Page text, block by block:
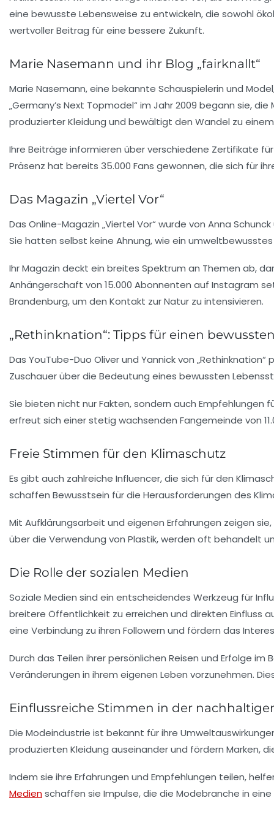
eine bewusste Lebensweise zu entwickeln, die sowohl
wertvoller Beitrag für eine bessere Zukunft.
Marie Nasemann und ihr Blog „fairknallt“
Marie Nasemann, eine bekannte Schauspielerin und
„Germany’s Next Topmodel“ im Jahr 2009 begann sie,
produzierter Kleidung und bewältigt den Wandel zu
Ihre Beiträge informieren über verschiedene Zertifikate
Präsenz hat bereits 35.000 Fans gewonnen, die sich für
Das Magazin „Viertel Vor“
Das Online-Magazin „Viertel Vor“ wurde von Anna Schunck
Sie hatten selbst keine Ahnung, wie ein
Ihr Magazin deckt ein breites Spektrum an Themen ab,
Anhängerschaft von 15.000 Abonnenten auf Instagram
Brandenburg, um den Kontakt zur Natur zu intensivieren.
„Rethinknation“: Tipps für einen
Das YouTube-Duo Oliverund Yannickvon
Zuschauer über die Bedeutung eines bewussten
Sie bieten nicht nur Fakten, sondern auch Empfehlungen
erfreut sich einer stetig wachsenden Fangemeinde von
Freie Stimmen für den Klimaschutz
Es gibt auch zahlreiche Influencer, die sich für den
schaffen Bewusstsein für die Herausforderungen des
Mit Aufklärungsarbeit und eigenen Erfahrungen zeigen
über die Verwendung von Plastik, werden oft behandelt
Die Rolle der sozialen Medien
Soziale Medien sind ein entscheidendes Werkzeug für
breitere Öffentlichkeit zu erreichen und direkten Einfluss
eine Verbindung zu ihren Followern und fördern das
Durch das Teilen ihrer persönlichen Reisen und Erfolge
Veränderungen in ihrem eigenen Leben vorzunehmen.
Einflussreiche Stimmen in der
Die Modeindustrie ist bekannt für ihre
produzierten Kleidung auseinander und fördern Marken,
Indem sie ihre Erfahrungen und Empfehlungen teilen,
Medienschaffen sie Impulse, die die Modebranche in